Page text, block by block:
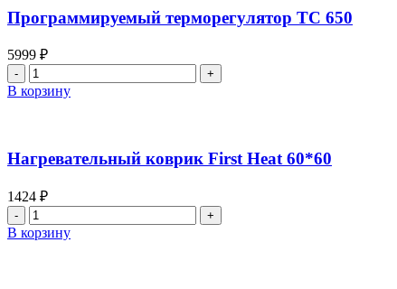
Программируемый терморегулятор ТС 650
5999 ₽
Количество
товара
Программируемый
В корзину
Нагревательный коврик First Heat 60*60
1424 ₽
Количество
товара
Нагревательный
В корзину